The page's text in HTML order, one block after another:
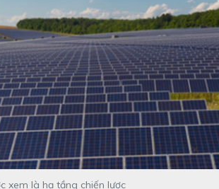
xem là hạ tầng chiến lược